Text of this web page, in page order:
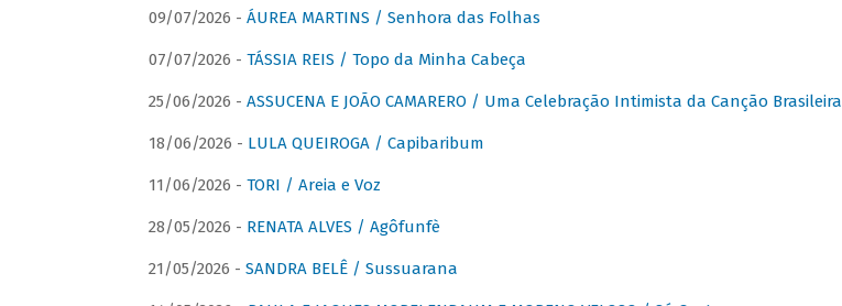
09/07/2026 - ÁUREA MARTINS / Senhora das Folhas
07/07/2026 - TÁSSIA REIS / Topo da Minha Cabeça
25/06/2026 - ASSUCENA E JOÃO CAMARERO / Uma Celebração Intimista da Canção Brasileira
18/06/2026 - LULA QUEIROGA / Capibaribum
11/06/2026 - TORI / Areia e Voz
28/05/2026 - RENATA ALVES / Agôfunfè
21/05/2026 - SANDRA BELÊ / Sussuarana